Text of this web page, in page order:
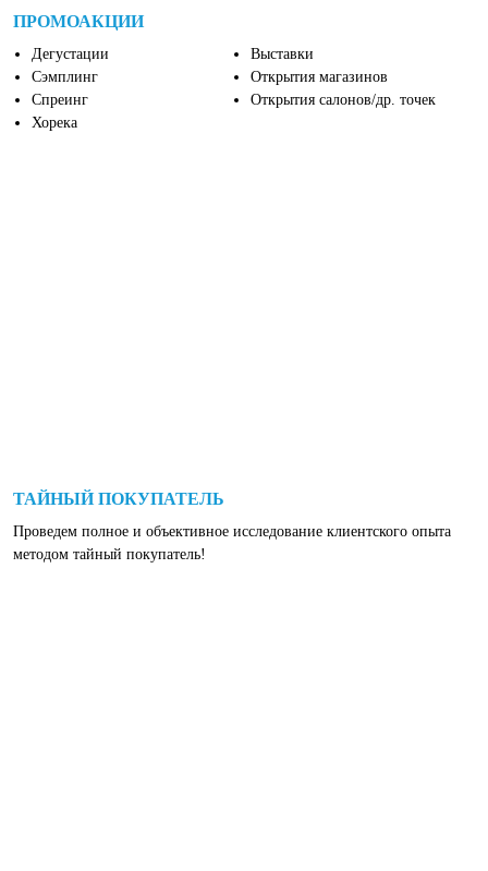
ПРОМОАКЦИИ
Дегустации
Сэмплинг
Спреинг
Хорека
Выставки
Открытия магазинов
Открытия салонов/др. точек
ТАЙНЫЙ ПОКУПАТЕЛЬ
Проведем полное и объективное исследование клиентского опыта
методом тайный покупатель!